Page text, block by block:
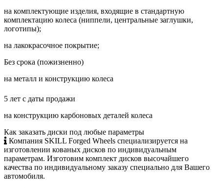
на комплектующие изделия, входящие в стандартную
комплектацию колеса (ниппели, центральные заглушки,
логотипы);
на лакокрасочное покрытие;
Без срока (пожизненно)
на металл и конструкцию колеса
5 лет с даты продажи
на конструкцию карбоновых деталей колеса
Как заказать диски под любые параметры
Компания SKILL Forged Wheels специализируется на
изготовлении кованых дисков по индивидуальным
параметрам. Изготовим комплект дисков высочайшего
качества по индивидуальному заказу специально для Вашего
автомобиля.